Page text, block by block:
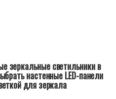
зеркальные светильники в
настенные LED-панели
для зеркала